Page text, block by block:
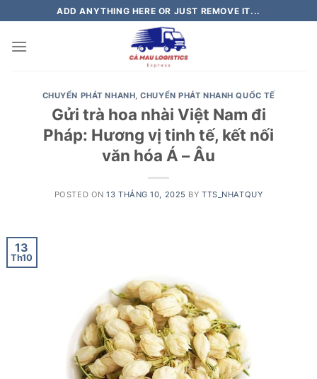
to
content
ADD ANYTHING HERE OR JUST REMOVE IT...
CHUYỂN PHÁT NHANH,CHUYỂN PHÁT NHANH QUỐC TẾ
Gửi trà hoa nhài Việt Nam đi
Pháp: Hương vị tinh tế, kết nối
văn hóa Á – Âu
POSTED ON13 THÁNG 10, 2025 BYTTS_NHATQUY
13
Th10